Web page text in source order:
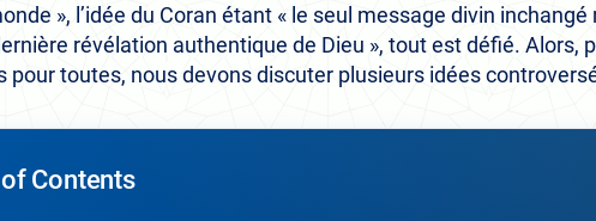
», l’idée du Coran étant « le seul message divin
révélation authentique de Dieu », tout est défié. Alors,
pour toutes, nous devons discuter plusieurs idées
Contents